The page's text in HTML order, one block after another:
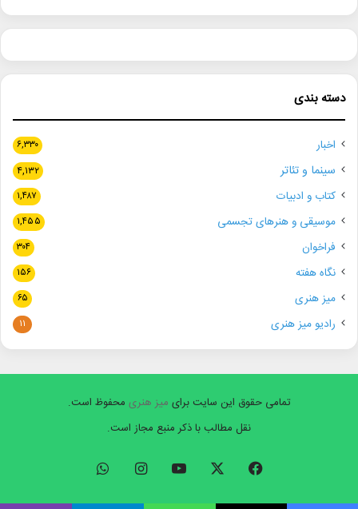
دسته بندی
اخبار ۶,۳۳۰
سینما و تئاتر ۴,۱۳۲
کتاب و ادبیات ۱,۴۸۷
موسیقی و هنرهای تجسمی ۱,۴۵۵
فراخوان ۳۰۴
نگاه هفته ۱۵۶
میز هنری ۶۵
رادیو میز هنری ۱۱
تمامی حقوق این سایت برای میز هنری محفوظ است.
نقل مطالب با ذکر منبع مجاز است.
فیسبوک ایکس یوتیوب اینستاگرام